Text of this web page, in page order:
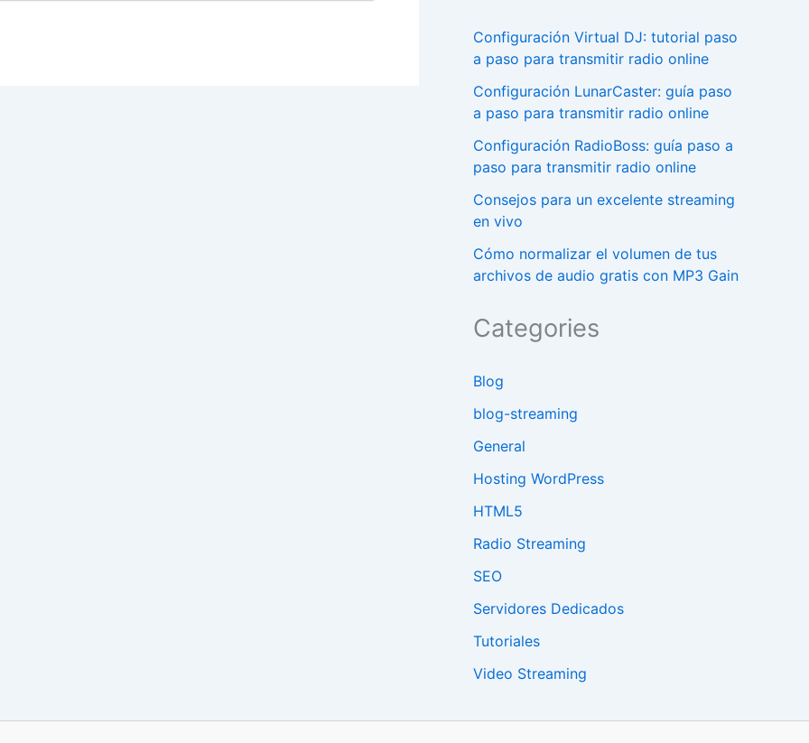
Configuración Virtual DJ: tutorial paso
a paso para transmitir radio online
Configuración LunarCaster: guía paso
a paso para transmitir radio online
Configuración RadioBoss: guía paso a
paso para transmitir radio online
Consejos para un excelente streaming
en vivo
Cómo normalizar el volumen de tus
archivos de audio gratis con MP3 Gain
Categories
Blog
blog-streaming
General
Hosting WordPress
HTML5
Radio Streaming
SEO
Servidores Dedicados
Tutoriales
Video Streaming